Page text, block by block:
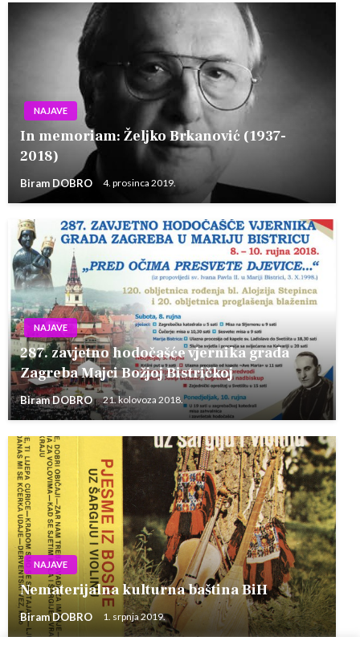
NAJAVE
In memoriam: Željko Brkanović (1937-
2018)
Biram DOBRO 4. prosinca 2019.
NAJAVE
287. zavjetno hodočašće vjernika grada
Zagreba Majci Božjoj Bistričkoj
Biram DOBRO 21. kolovoza 2018.
NAJAVE
Nematerijalna kulturna baština BiH
Biram DOBRO 1. srpnja 2019.